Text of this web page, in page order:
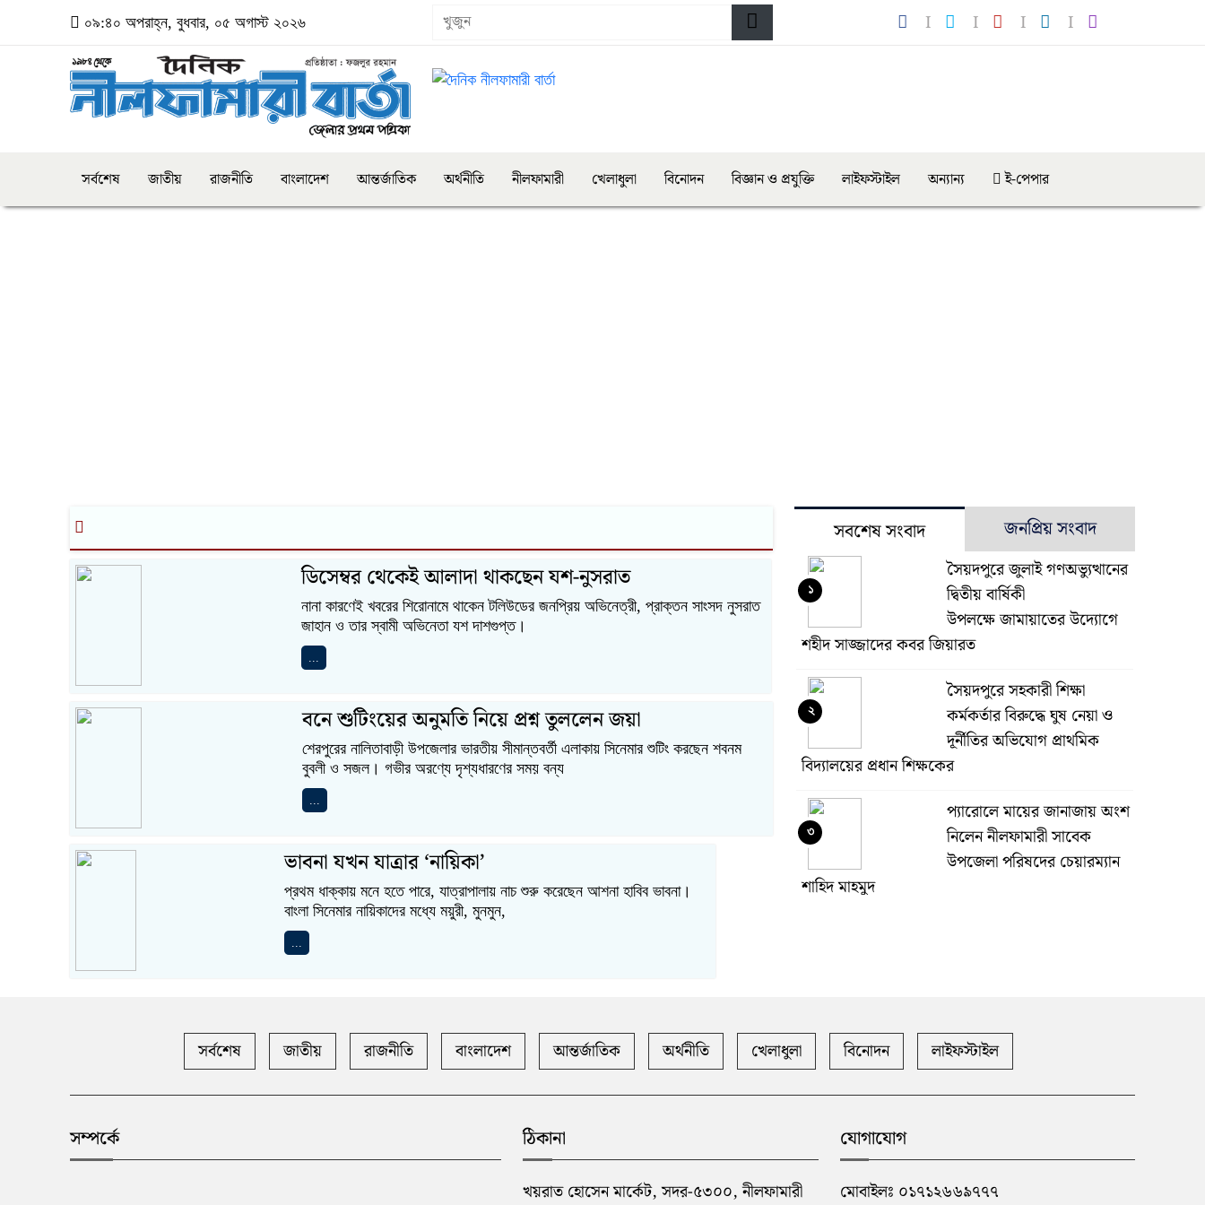
০৯:৪০ অপরাহ্ন, বুধবার, ০৫ অগাস্ট ২০২৬
সর্বশেষ জাতীয় রাজনীতি বাংলাদেশ আন্তর্জাতিক অর্থনীতি নীলফামারী খেলাধুলা বিনোদন বিজ্ঞান ও প্রযুক্তি লাইফস্টাইল অন্যান্য ই-পেপার
ডিসেম্বর থেকেই আলাদা থাকছেন যশ-নুসরাত
নানা কারণেই খবরের শিরোনামে থাকেন টলিউডের জনপ্রিয় অভিনেত্রী, প্রাক্তন সাংসদ নুসরাত
জাহান ও তার স্বামী অভিনেতা যশ দাশগুপ্ত।
...
বনে শুটিংয়ের অনুমতি নিয়ে প্রশ্ন তুললেন জয়া
শেরপুরের নালিতাবাড়ী উপজেলার ভারতীয় সীমান্তবর্তী এলাকায় সিনেমার শুটিং করছেন শবনম
বুবলী ও সজল। গভীর অরণ্যে দৃশ্যধারণের সময় বন্য
...
ভাবনা যখন যাত্রার ‘নায়িকা’
প্রথম ধাক্কায় মনে হতে পারে, যাত্রাপালায় নাচ শুরু করেছেন আশনা হাবিব ভাবনা।
বাংলা সিনেমার নায়িকাদের মধ্যে ময়ুরী, মুনমুন,
...
সবশেষ সংবাদ জনপ্রিয় সংবাদ
সৈয়দপুরে জুলাই গণঅভ্যুত্থানের
দ্বিতীয় বার্ষিকী
উপলক্ষে জামায়াতের উদ্যোগে
শহীদ সাজ্জাদের কবর জিয়ারত
১
সৈয়দপুরে সহকারী শিক্ষা
কর্মকর্তার বিরুদ্ধে ঘুষ নেয়া ও
দূর্নীতির অভিযোগ প্রাথমিক
বিদ্যালয়ের প্রধান শিক্ষকের
২
প্যারোলে মায়ের জানাজায় অংশ
নিলেন নীলফামারী সাবেক
উপজেলা পরিষদের চেয়ারম্যান
শাহিদ মাহমুদ
৩
সৈয়দপুরে বাউস্টে ওরিয়েন্টেশন
ও প্রশিক্ষণের সমাপনী অনুষ্ঠান
সর্বশেষ জাতীয় রাজনীতি বাংলাদেশ আন্তর্জাতিক অর্থনীতি খেলাধুলা বিনোদন লাইফস্টাইল
সম্পর্কে ঠিকানা
খয়রাত হোসেন মার্কেট, সদর-৫৩০০, নীলফামারী
যোগাযোগ
মোবাইলঃ ০১৭১২৬৬৯৭৭৭